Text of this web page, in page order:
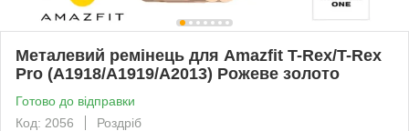
Металевий ремінець для Amazfit T-Rex/T-Rex
Pro (A1918/A1919/A2013) Рожеве золото
Готово до відправки
Код: 2056
Роздріб